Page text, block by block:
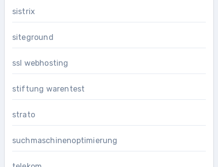
sistrix
siteground
ssl webhosting
stiftung warentest
strato
suchmaschinenoptimierung